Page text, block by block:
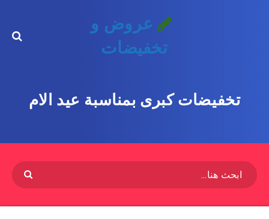
عروض و
تخفيضات
تخفيضات كبرى بمناسبة عيد الام